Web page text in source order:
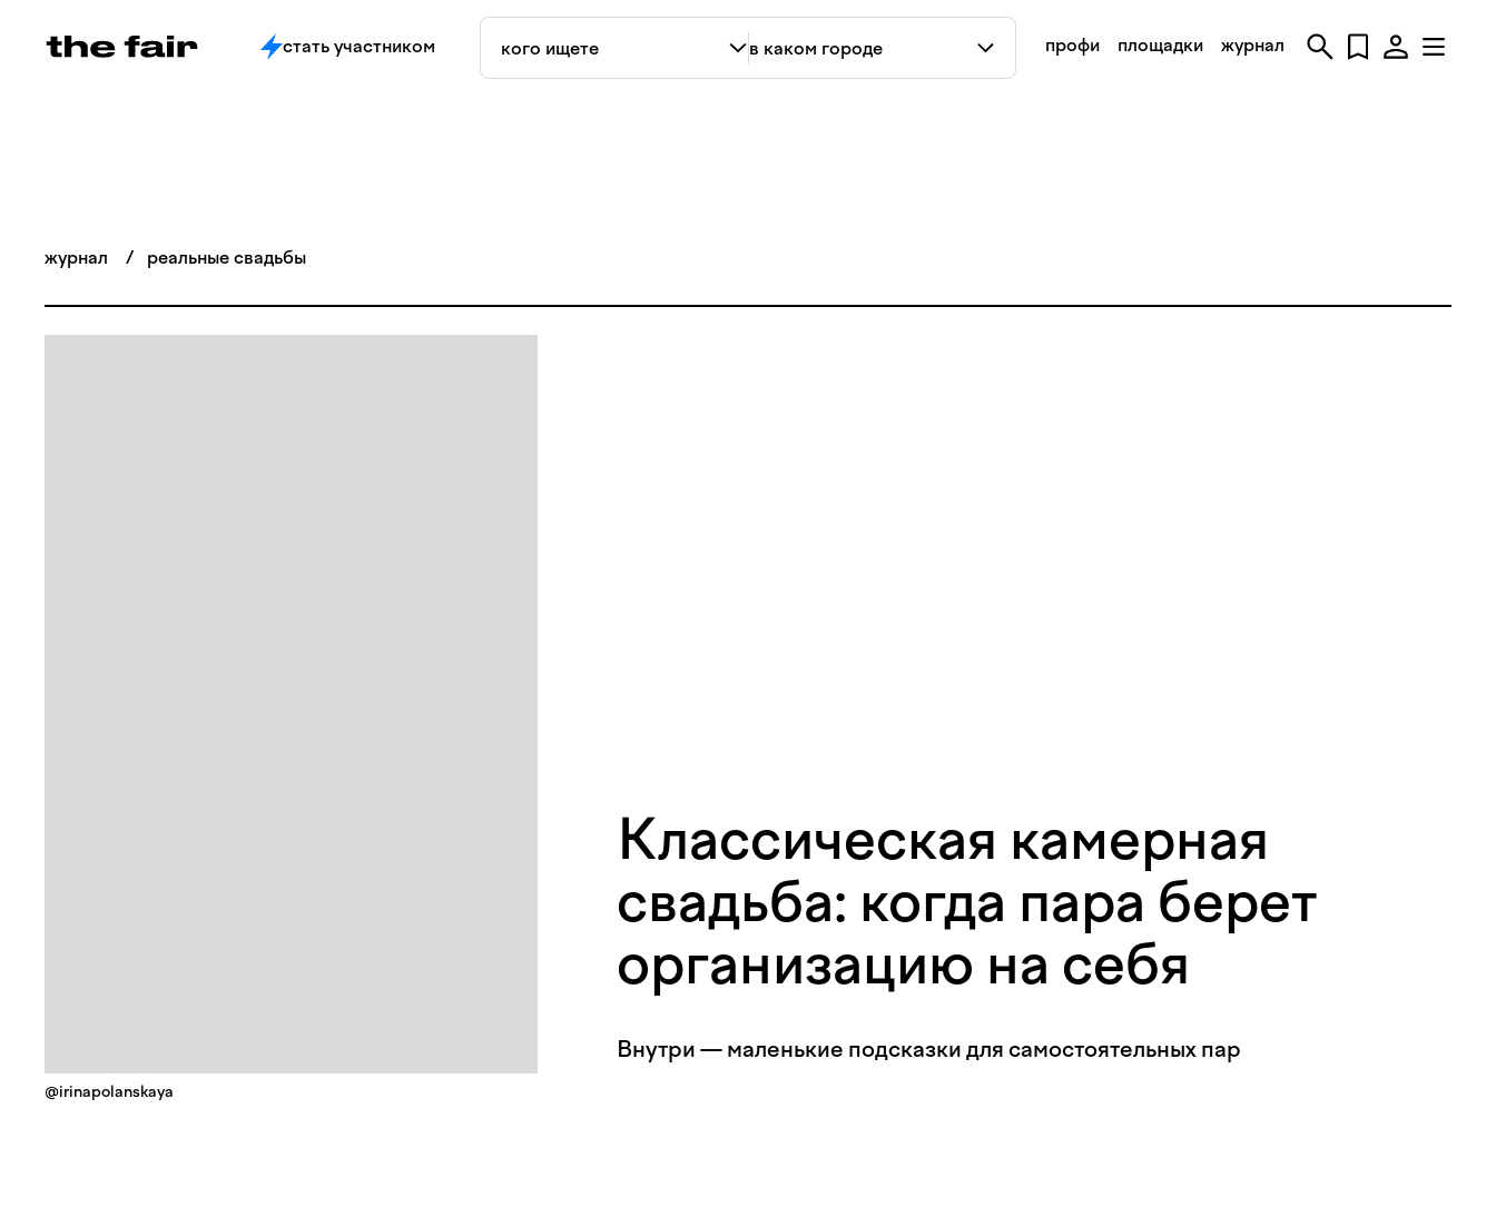
профи площадки журнал
стать участником
журнал / реальные свадьбы
@irinapolanskaya
Классическая камерная
свадьба: когда пара берет
организацию на себя
Внутри — маленькие подсказки для самостоятельных пар